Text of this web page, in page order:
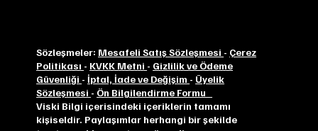
Sözleşmeler: Mesafeli Satış Sözleşmesi - Çerez
Politikası - KVKK Metni - Gizlilik ve Ödeme
Güvenliği -İptal, İade ve Değişim - Üyelik
Sözleşmesi - Ön Bilgilendirme Formu
Viski Bilgi içerisindeki içeriklerin tamamı
kişiseldir. Paylaşımlar herhangi bir şekilde